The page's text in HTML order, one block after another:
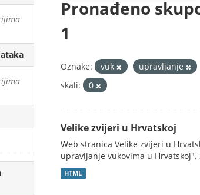
Pronađeno
1
Oznake: vuk upravljanje
skali:
0
Velike zvijeri u Hrvatskoj
Web stranica Velike zvijeri u
upravljanje vukovima u
HTML